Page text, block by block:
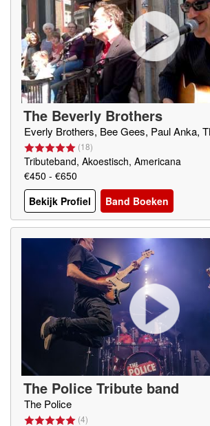
The Beverly Brothers
Everly Brothers, Bee Gees, Paul Anka,
(18)
Tributeband, Akoestisch, Americana
€450 - €650
Bekijk Profiel
Band Boeken
The Police Tribute band
The Police
(4)